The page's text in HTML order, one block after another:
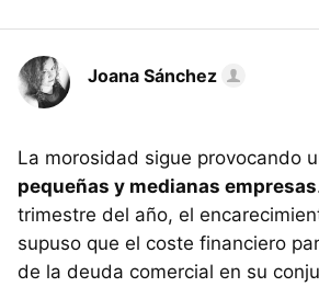
Joana Sánchez
La morosidad sigue provocando
pequeñas y medianas empresas
trimestre del año, el
supuso que el coste financiero
de la deuda comercial en su